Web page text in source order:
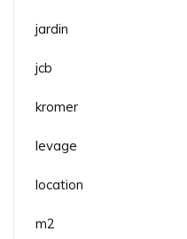
jardin
jcb
kromer
levage
location
m2